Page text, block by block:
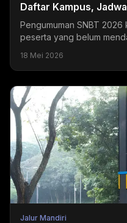
Daftar Kampus,
Pengumuman SNBT
peserta yang belum
18 Mei 2026
Jalur Mandiri